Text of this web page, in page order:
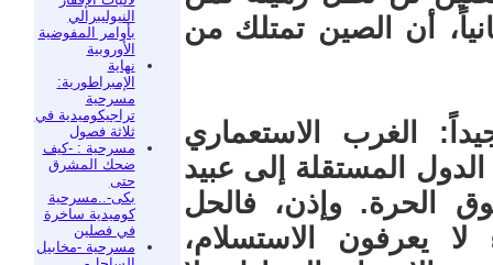
النيوليبرالي
بأوامر المفوضية
الأوروبية
نهاية
الإمبراطورية:
مسرحية
تراجيكوميدية في
ثلاثة فصول
مسرحية : -كيف
ضحك المشرق
حتى
بكى-..مسرحية
كوميدية ساخرة
في فصلين
مسرحية -مخابيل
أن الصين تمتلك من
الغرب الاستعماري
المستقلة إلى عبيد
الحرة. وإذن، فالحل
يعرفون الاستسلام،